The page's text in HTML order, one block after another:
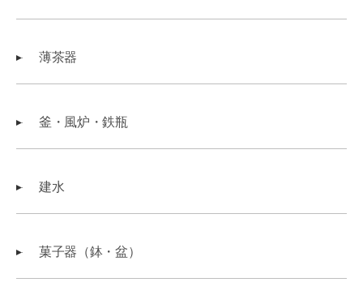
薄茶器
釜・風炉・鉄瓶
建水
菓子器（鉢・盆）